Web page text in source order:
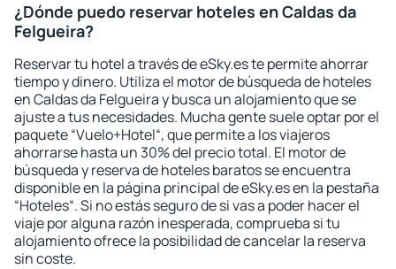
¿Dónde puedo reservar hoteles en Caldas da
Felgueira?
Reservar tu hotel a través de eSky.es te permite ahorrar
tiempo y dinero. Utiliza el motor de búsqueda de hoteles
en Caldas da Felgueira y busca un alojamiento que se
ajuste a tus necesidades. Mucha gente suele optar por el
paquete “Vuelo+Hotel“, que permite a los viajeros
ahorrarse hasta un 30% del precio total. El motor de
búsqueda y reserva de hoteles baratos se encuentra
disponible en la página principal de eSky.es en la pestaña
“Hoteles“. Si no estás seguro de si vas a poder hacer el
viaje por alguna razón inesperada, comprueba si tu
alojamiento ofrece la posibilidad de cancelar la reserva
sin coste.